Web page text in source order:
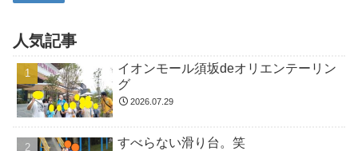
人気記事
イオンモール須坂deオリエンテーリン
グ
2026.07.29
すべらない滑り台。笑